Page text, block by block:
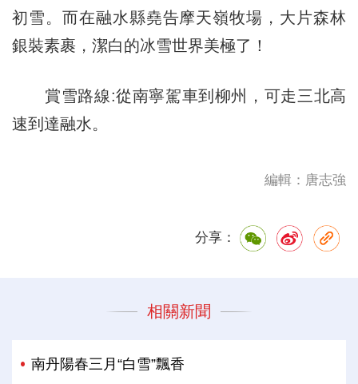
初雪。而在融水縣堯告摩天嶺牧場，大片森林
銀裝素裹，潔白的冰雪世界美極了！
賞雪路線:從南寧駕車到柳州，可走三北高
速到達融水。
編輯：唐志強
分享：
相關新聞
南丹陽春三月“白雪”飄香